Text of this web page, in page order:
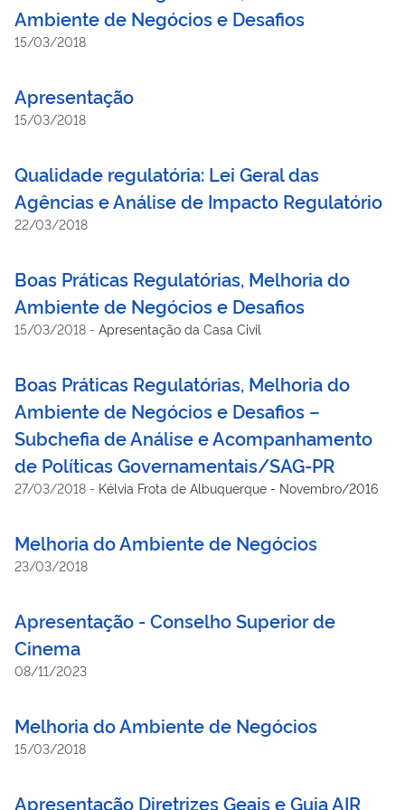
Ambiente de Negócios e Desafios
15/03/2018
Apresentação
15/03/2018
Qualidade regulatória: Lei Geral das
Agências e Análise de Impacto Regulatório
22/03/2018
Boas Práticas Regulatórias, Melhoria do
Ambiente de Negócios e Desafios
15/03/2018 - Apresentação da Casa Civil
Boas Práticas Regulatórias, Melhoria do
Ambiente de Negócios e Desafios –
Subchefia de Análise e Acompanhamento
de Políticas Governamentais/SAG-PR
27/03/2018 - Kélvia Frota de Albuquerque - Novembro/2016
Melhoria do Ambiente de Negócios
23/03/2018
Apresentação - Conselho Superior de
Cinema
08/11/2023
Melhoria do Ambiente de Negócios
15/03/2018
Apresentação Diretrizes Geais e Guia AIR